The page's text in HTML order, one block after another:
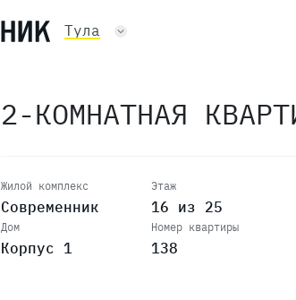
Тула
2-КОМНАТНАЯ
Жилой комплекс
Современник
Дом
Корпус 1
Этаж
16 из 25
Номер квартиры
138
23